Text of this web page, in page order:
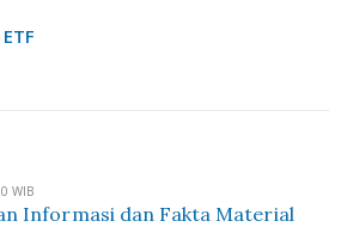
WIB
Informasi dan Fakta Material